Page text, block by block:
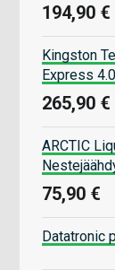
194,90 €
Kingston
Express
265,90 €
ARCTIC
75,90 €
Datatronic